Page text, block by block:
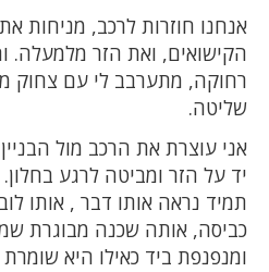
אנחנו חוזרות לרכב, מניחות
הקישואים, ואת הזר מלמעלה.
רחוקה, מתערבב לי עם צחוק
שליטה.
אני עוצרת את הרכב מול
יד על הזר ומביטה לרגע
תמיד נראה אותו דבר , אותו
כביסה, אותה שכנה מבוגרת
ומנפנפת ביד כאילו היא